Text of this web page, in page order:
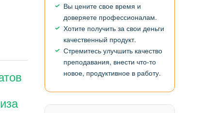
Вы цените свое время и
доверяете профессионалам.
Хотите получить за свои деньги
качественный продукт.
Стремитесь улучшить качество
преподавания, внести что-то
новое, продуктивное в работу.